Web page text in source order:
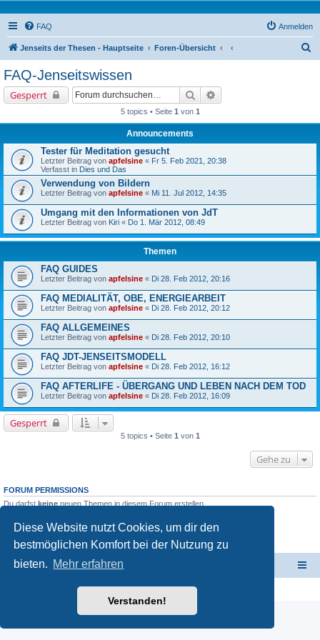
Diese Website nutzt Cookies, um dir den
bestmöglichen Komfort bei der Nutzung zu
bieten. Mehr erfahren
Verstanden!
FAQ Anmelden
Jenseits der Thesen - Hauptseite Foren-Übersicht
FAQ-Jenseitswissen
Gesperrt Suche
5 topics • Seite 1 von 1
Announcements
Tester für Meditation gesucht
Letzter Beitrag von apfelsine « Fr 5. Feb 2021, 20:38
Verfasst in Dies und Das
Verwendung von Bildern
Letzter Beitrag von apfelsine « Mi 11. Jul 2012, 14:35
Umgang mit den Informationen von JdT
Letzter Beitrag von Kiri « Do 1. Mär 2012, 08:49
Themen
FAQ GUIDES
Letzter Beitrag von apfelsine « Di 28. Feb 2012, 20:16
FAQ MEDIALITÄT, OBE, ENERGIEARBEIT
Letzter Beitrag von apfelsine « Di 28. Feb 2012, 20:12
FAQ ALLGEMEINES
Letzter Beitrag von apfelsine « Di 28. Feb 2012, 20:10
FAQ JDT-JENSEITSMODELL
Letzter Beitrag von apfelsine « Di 28. Feb 2012, 16:12
FAQ AFTERLIFE - ÜBERGANG UND LEBEN NACH DEM TOD
Letzter Beitrag von apfelsine « Di 28. Feb 2012, 16:09
Gesperrt
5 topics • Seite 1 von 1
Gehe zu
FORUM PERMISSIONS
Du darfst keine neuen Themen in diesem Forum erstellen.
Du darfst deine Beiträge in diesem Forum nicht ändern.
Du darfst deine Beiträge in diesem Forumnichtlöschen.
Du darfstkeine Dateianhänge in diesem Forum erstellen.
Jenseits der Thesen - Hauptseite
Powered byphpBB® Forum Software © phpBB Limited